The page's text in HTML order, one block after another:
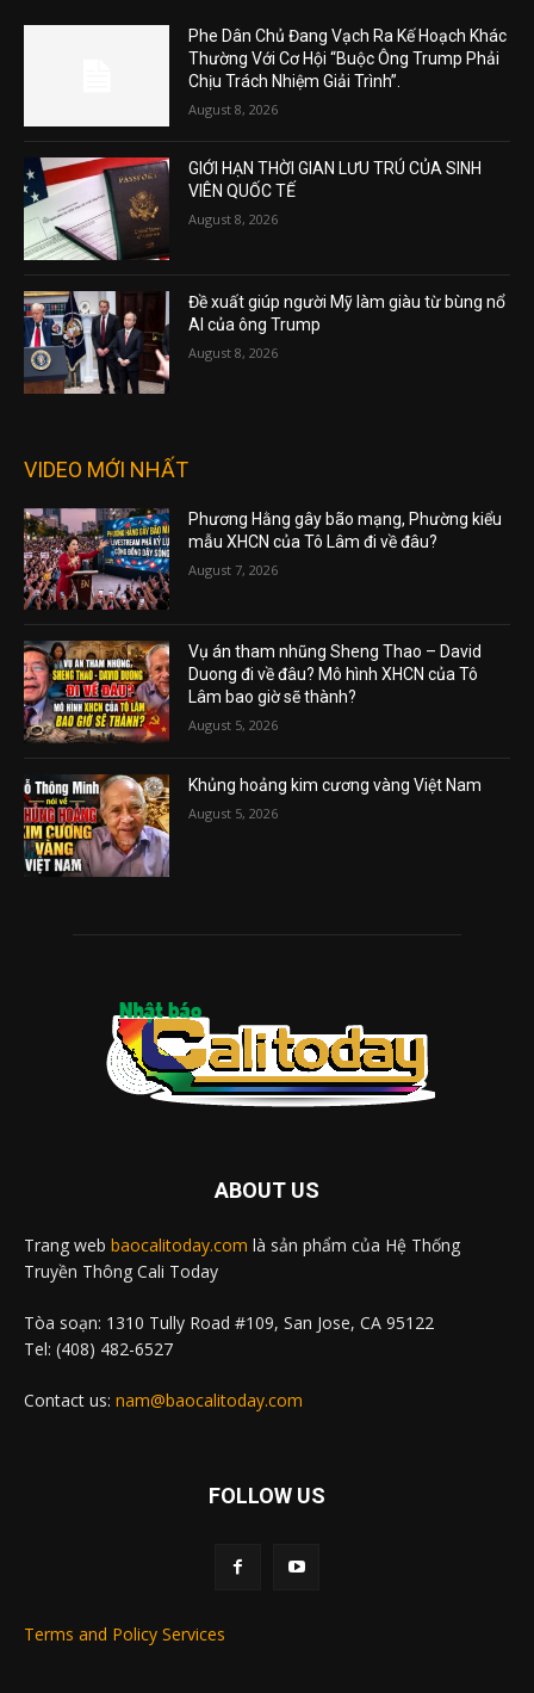
Phe Dân Chủ Đang Vạch Ra Kế Hoạch Khác
Thường Với Cơ Hội “Buộc Ông Trump Phải
Chịu Trách Nhiệm Giải Trình”.
August 8, 2026
GIỚI HẠN THỜI GIAN LƯU TRÚ CỦA SINH
VIÊN QUỐC TẾ
August 8, 2026
Đề xuất giúp người Mỹ làm giàu từ bùng nổ
AI của ông Trump
August 8, 2026
VIDEO MỚI NHẤT
Phương Hằng gây bão mạng, Phường kiểu
mẫu XHCN của Tô Lâm đi về đâu?
August 7, 2026
Vụ án tham nhũng Sheng Thao – David
Duong đi về đâu? Mô hình XHCN của Tô
Lâm bao giờ sẽ thành?
August 5, 2026
Khủng hoảng kim cương vàng Việt Nam
August 5, 2026
ABOUT US
Trang web baocalitoday.com là sản phẩm của Hệ Thống
Truyền Thông Cali Today
Tòa soạn: 1310 Tully Road #109, San Jose, CA 95122
Tel: (408) 482-6527
Contact us: nam@baocalitoday.com
FOLLOW US
Terms and Policy Services